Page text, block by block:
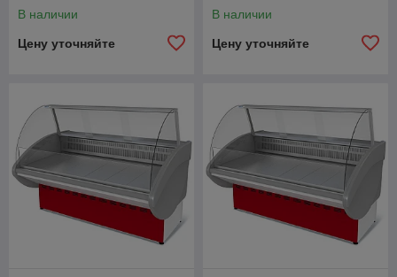
В наличии
Цену уточняйте
В наличии
Цену уточняйте